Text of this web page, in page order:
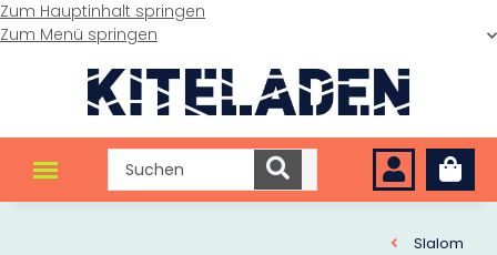
Zum Hauptinhalt springen
Zum Menü springen
Slalom